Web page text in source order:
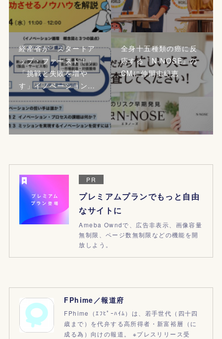
経産省が「スタートア
ップ・ファースト！」
「挑戦と失敗を増や
す」イノベーション…
全身十五種類の癌に反
応する『N-NOSE』の
CMに仲間由紀恵
PR
プレミアムプランでもっと自由
なサイトに
Ameba Owndで、広告非表示、画像容量
無制限、ページ数無制限などの機能を開
放しよう。
FPhime／報道府
FPhime（ｴﾌﾋﾟｰﾊｲﾑ）は、若手世代（四十四
歳まで）を代弁する高所得者・新富裕層（に
成る為）向けの報道。 ※プレスリリース受